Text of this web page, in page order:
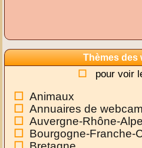
Thèmes des
pour voir
Animaux
Annuaires de
Auvergne-Rhône-
Bourgogne-Franche-